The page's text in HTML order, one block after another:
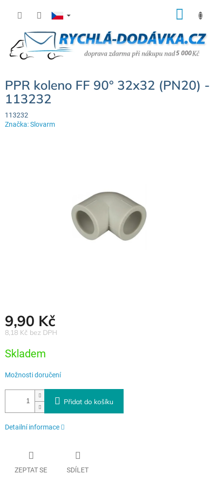
PPR koleno FF 90° 32x32 (PN20) -
113232
113232
Značka:Slovarm
9,90 Kč
8,18 Kč bez DPH
cena:
Skladem
Možnosti doručení
Přidat do košíku
Detailní informace
ZEPTAT SE SDÍLET